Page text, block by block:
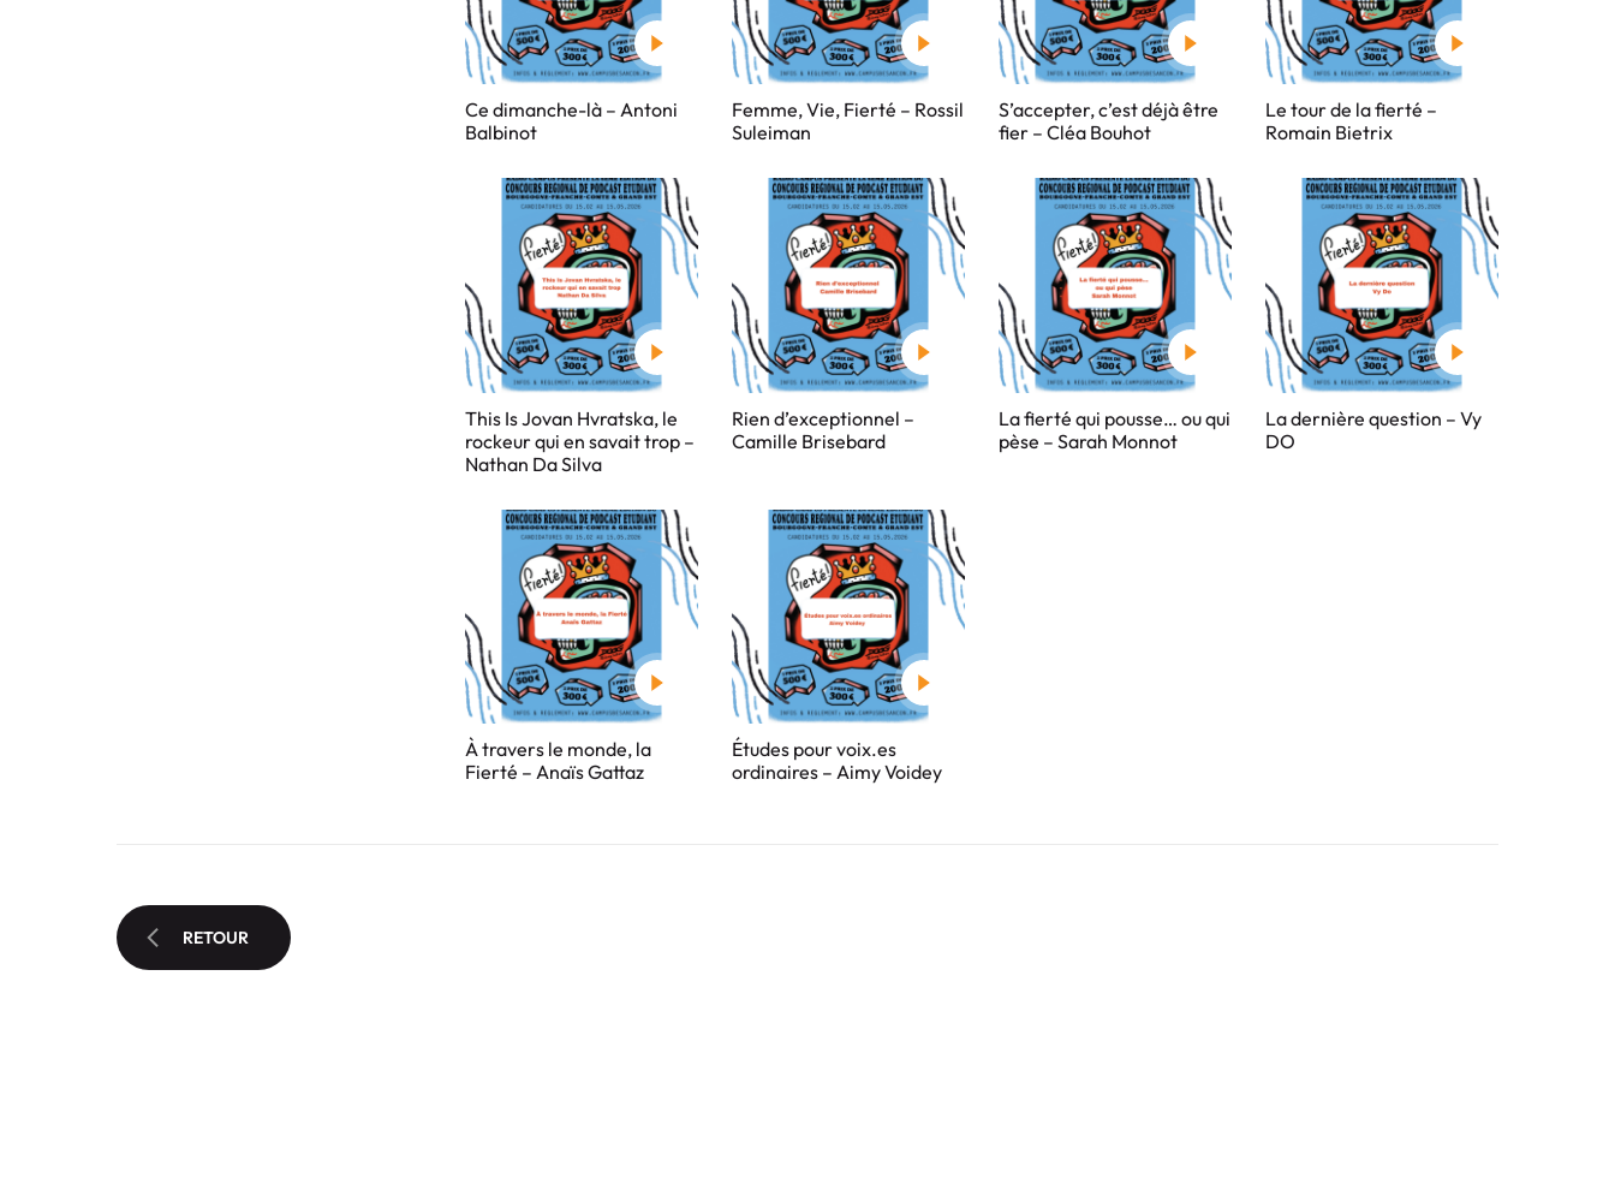
Ce dimanche-là – Antoni
Balbinot
Femme, Vie, Fierté – Rossil
Suleiman
S’accepter, c’est déjà être
fier – Cléa Bouhot
Le tour de la fierté –
Romain Bietrix
This Is Jovan Hvratska, le
rockeur qui en savait trop –
Nathan Da Silva
Rien d’exceptionnel –
Camille Brisebard
La fierté qui pousse… ou qui
pèse – Sarah Monnot
La dernière question – Vy
DO
À travers le monde, la
Fierté – Anaïs Gattaz
Études pour voix.es
ordinaires – Aimy Voidey
RETOUR